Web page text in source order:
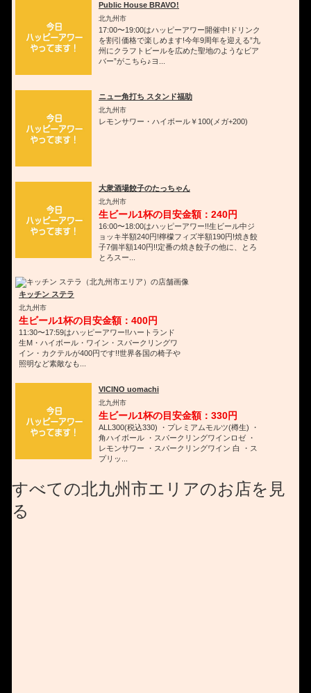
Public House BRAVO!
北九州市
17:00〜19:00はハッピーアワー開催中!ドリンク
を割引価格で楽しめます!今年9周年を迎える”九
州にクラフトビールを広めた聖地のようなビア
バー”がこちら♪ヨ...
ニュー角打ち スタンド福助
北九州市
レモンサワー・ハイボール￥100(メガ+200)
大衆酒場餃子のたっちゃん
北九州市
生ビール1杯の目安金額：240円
16:00〜18:00はハッピーアワー!!生ビール中ジ
ョッキ半額240円!檸檬フィズ半額190円!焼き餃
子7個半額140円!!定番の焼き餃子の他に、とろ
とろスー...
キッチン ステラ
北九州市
生ビール1杯の目安金額：400円
11:30〜17:59はハッピーアワー!!ハートランド
生M・ハイボール・ワイン・スパークリングワ
イン・カクテルが400円です!!世界各国の椅子や
照明など素敵なも...
VICINO uomachi
北九州市
生ビール1杯の目安金額：330円
ALL300(税込330) ・プレミアムモルツ(樽生) ・
角ハイボール ・スパークリングワインロゼ ・
レモンサワー ・スパークリングワイン 白 ・ス
プリッ...
すべての北九州市エリアのお店を見
る